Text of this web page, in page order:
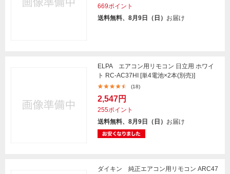
669ポイント
送料無料、8月9日（日） お届け
ELPA エアコン用リモコン 日立用 ホワイ
ト RC-AC37HI [単4電池×2本(別売)]
(18)
2,547円
255ポイント
送料無料、8月9日（日） お届け
ダイキン 純正エアコン用リモコン ARC47